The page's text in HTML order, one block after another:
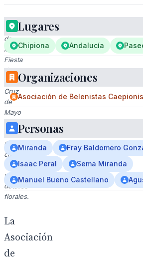
Cartel
de
la
Fiesta
de
la
Cruz
de
Mayo
2025
en
Chipiona,
con
flores
y
detalles
florales.
La
Asociación
de
Lugares
Chipiona Andalucía
Organizaciones
Asociación de Belenistas Caepionis
Personas
Miranda
Fray Baldomero
Isaac Peral
Sema Miranda
Manuel Bueno Castellano